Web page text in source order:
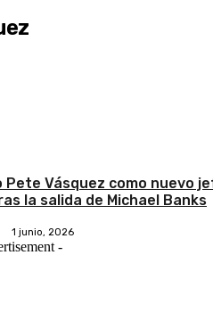
Pete Vásquez como nuevo
la salida de Michael Banks
1 junio, 2026
-